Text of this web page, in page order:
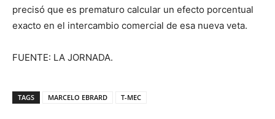
precisó que es prematuro calcular un efecto porcentual
exacto en el intercambio comercial de esa nueva veta.
FUENTE: LA JORNADA.
TAGS MARCELO EBRARD T-MEC